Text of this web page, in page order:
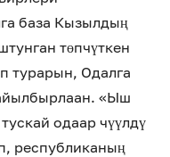
база Кызылдың
төпчүткен
турарын, Одалга
«Ыш
одаар чүүлдү
республиканың